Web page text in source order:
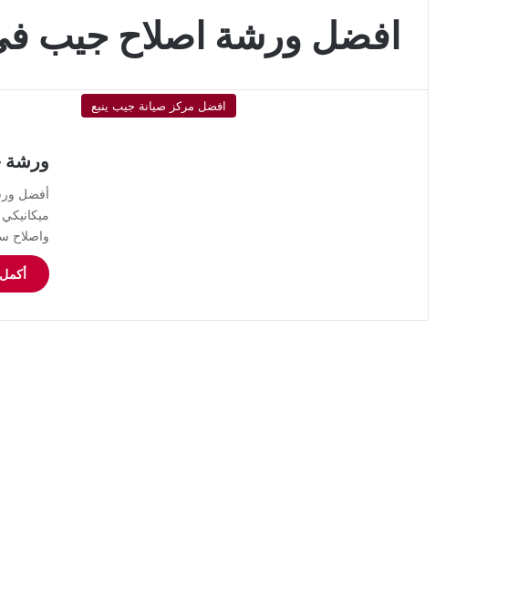
افضل ورشة اصلاح جيب
افضل مركز صيانة جيب ينبع
ورشة
أفضل
واصلاح
أكمل